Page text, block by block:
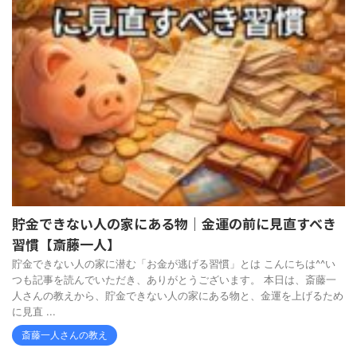
貯金できない人の家にある物｜金運の前に見直すべき
習慣【斎藤一人】
貯金できない人の家に潜む「お金が逃げる習慣」とは こんにちは^^い
つも記事を読んでいただき、ありがとうございます。 本日は、斎藤一
人さんの教えから、貯金できない人の家にある物と、金運を上げるため
に見直 ...
斎藤一人さんの教え